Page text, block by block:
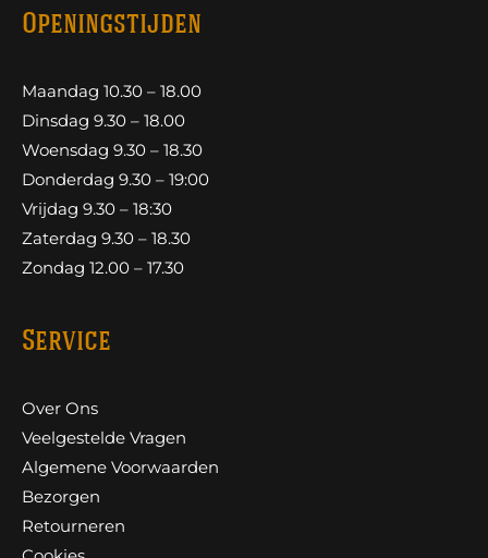
Openingstijden
Maandag 10.30 – 18.00
Dinsdag 9.30 – 18.00
Woensdag 9.30 – 18.30
Donderdag 9.30 – 19:00
Vrijdag 9.30 – 18:30
Zaterdag 9.30 – 18.30
Zondag 12.00 – 17.30
Service
Over Ons
Veelgestelde Vragen
Algemene Voorwaarden
Bezorgen
Retourneren